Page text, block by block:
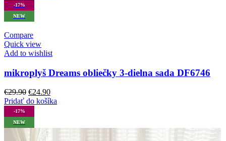
€36.50.
-17%
NEW
Compare
Quick view
Add to wishlist
mikroplyš Dreams obliečky 3-dielna sada DF6746
€29.90 Pôvodná
cena
€29.90.
€24.90Aktuálna
cena
Pridať do košíka
-17%
NEW